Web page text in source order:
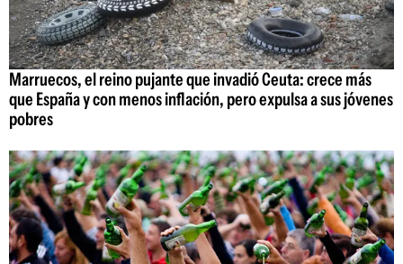
Marruecos, el reino pujante que invadió Ceuta: crece más
que España y con menos inflación, pero expulsa a sus jóvenes
pobres